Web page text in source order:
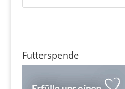
Futterspende